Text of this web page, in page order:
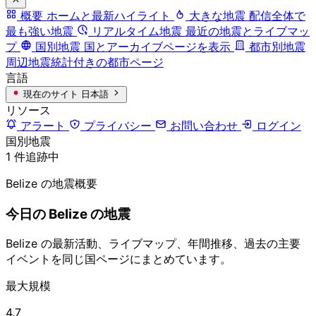
概要 ホームと最新ハイライト 大きな地震 配信全体で
最も強い地震
リアルタイム地震 最近の地震とライブマッ
プ
国別地震 国とアーカイブページを表示
都市別地震
周辺地震統計付きの都市ページ
言語
現在のサイト 日本語
リソース
アラート
プライバシー お問い合わせ
ログイン
国別地震
1 件追跡中
Belize の地震概要
今日の Belize の地震
Belize の最新活動、ライブマップ、年間推移、過去の主要
イベントを同じ国ページにまとめています。
最大規模
4.7